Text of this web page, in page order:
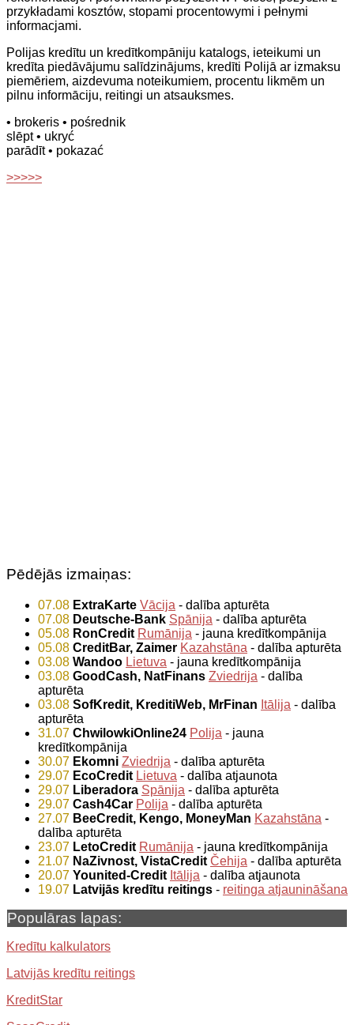
przykładami kosztów, stopami procentowymi i pełnymi
informacjami.
Polijas kredītu un kredītkompāniju katalogs, ieteikumi un
kredīta piedāvājumu salīdzinājums, kredīti Polijā ar izmaksu
piemēriem, aizdevuma noteikumiem, procentu likmēm un
pilnu informāciju, reitingi un atsauksmes.
• brokeris • pośrednik
slēpt• ukryć
parādīt• pokazać
>>>>>
Pēdējās izmaiņas:
07.08 ExtraKarte Vācija - dalība apturēta
07.08 Deutsche-Bank Spānija - dalība apturēta
05.08 RonCredit Rumānija - jauna kredītkompānija
05.08 CreditBar, Zaimer Kazahstāna - dalība apturēta
03.08 Wandoo Lietuva - jauna kredītkompānija
03.08 GoodCash, NatFinans Zviedrija - dalība
apturēta
03.08 SofKredit, KreditiWeb, MrFinan Itālija - dalība
apturēta
31.07 ChwilowkiOnline24 Polija - jauna
kredītkompānija
30.07 Ekomni Zviedrija - dalība apturēta
29.07 EcoCredit Lietuva - dalība atjaunota
29.07 Liberadora Spānija - dalība apturēta
29.07 Cash4Car Polija - dalība apturēta
27.07 BeeCredit, Kengo, MoneyMan Kazahstāna -
dalība apturēta
23.07 LetoCredit Rumānija - jauna kredītkompānija
21.07 NaZivnost, VistaCredit Čehija - dalība apturēta
20.07 Younited-Credit Itālija - dalība atjaunota
19.07 Latvijās kredītu reitings - reitinga atjaunināšana
Populāras lapas:
Kredītu kalkulators
Latvijās kredītu reitings
KreditStar